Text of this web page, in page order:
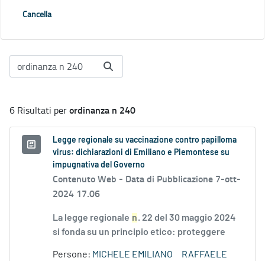
Cancella
6 Risultati perordinanza n 240
Legge regionale su vaccinazione contro papilloma
virus: dichiarazioni di Emiliano e Piemontese su
impugnativa del Governo
Contenuto Web - Data di Pubblicazione 7-ott-
2024 17.06
La legge regionale n. 22 del 30 maggio 2024
si fonda su un principio etico: proteggere
Persone: MICHELE EMILIANO
RAFFAELE